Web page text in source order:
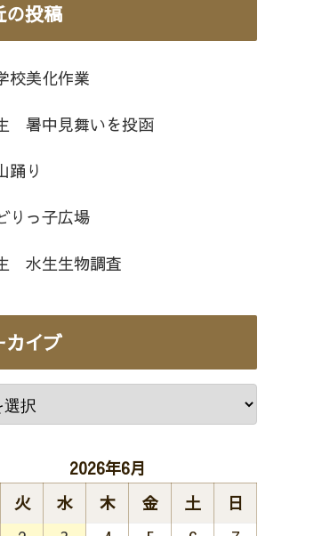
の投稿
校美化作業
暑中見舞いを投函
踊り
りっ子広場
水生生物調査
カイブ
2026年6月
火 水 木 金 土
日